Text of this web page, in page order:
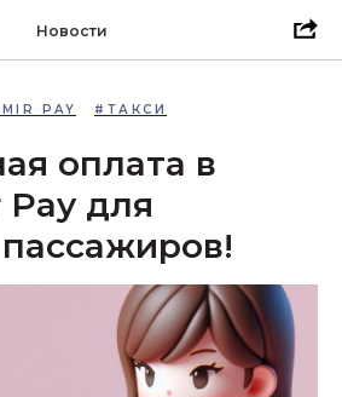
Новости
PAY #ТАКСИ
оплата в
Pay для